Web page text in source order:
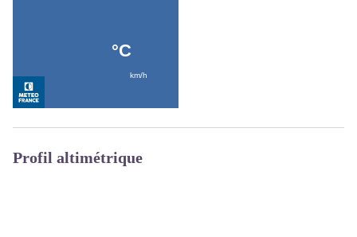
Profil altimétrique